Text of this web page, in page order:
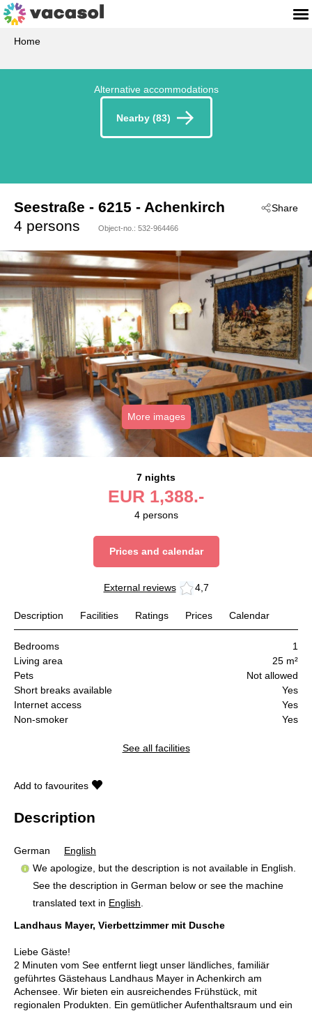
Home
Alternative accommodations
Nearby (83)
Share
Seestraße - 6215 - Achenkirch
4 persons
Object-no.: 532-964466
More images
7 nights
EUR 1,388.-
4 persons
Prices and calendar
External reviews 4,7
Description Facilities Ratings Prices Calendar
Bedrooms
1
Living area
25 m²
Pets
Not allowed
Short breaks available
Yes
Internet access
Yes
Non-smoker
Yes
See all facilities
Add to favourites
Description
German
English
We apologize, but the description is not available in English.
See the description in German below or see the machine
translated text in English
Landhaus Mayer, Vierbettzimmer mit Dusche
Liebe Gäste!
2 Minuten vom See entfernt liegt unser ländliches, familiär
geführtes Gästehaus Landhaus Mayer in Achenkirch am
Achensee. Wir bieten ein ausreichendes Frühstück, mit
regionalen Produkten. Ein gemütlicher Aufenthaltsraum und ein